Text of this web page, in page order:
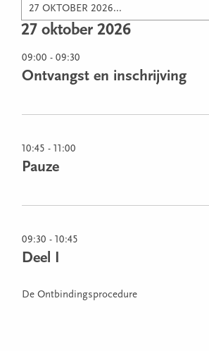
27 OKTOBER 2026...
27 oktober 2026
09:00 - 09:30
Ontvangst en inschrijving
10:45 - 11:00
Pauze
09:30 - 10:45
Deel I
De Ontbindingsprocedure